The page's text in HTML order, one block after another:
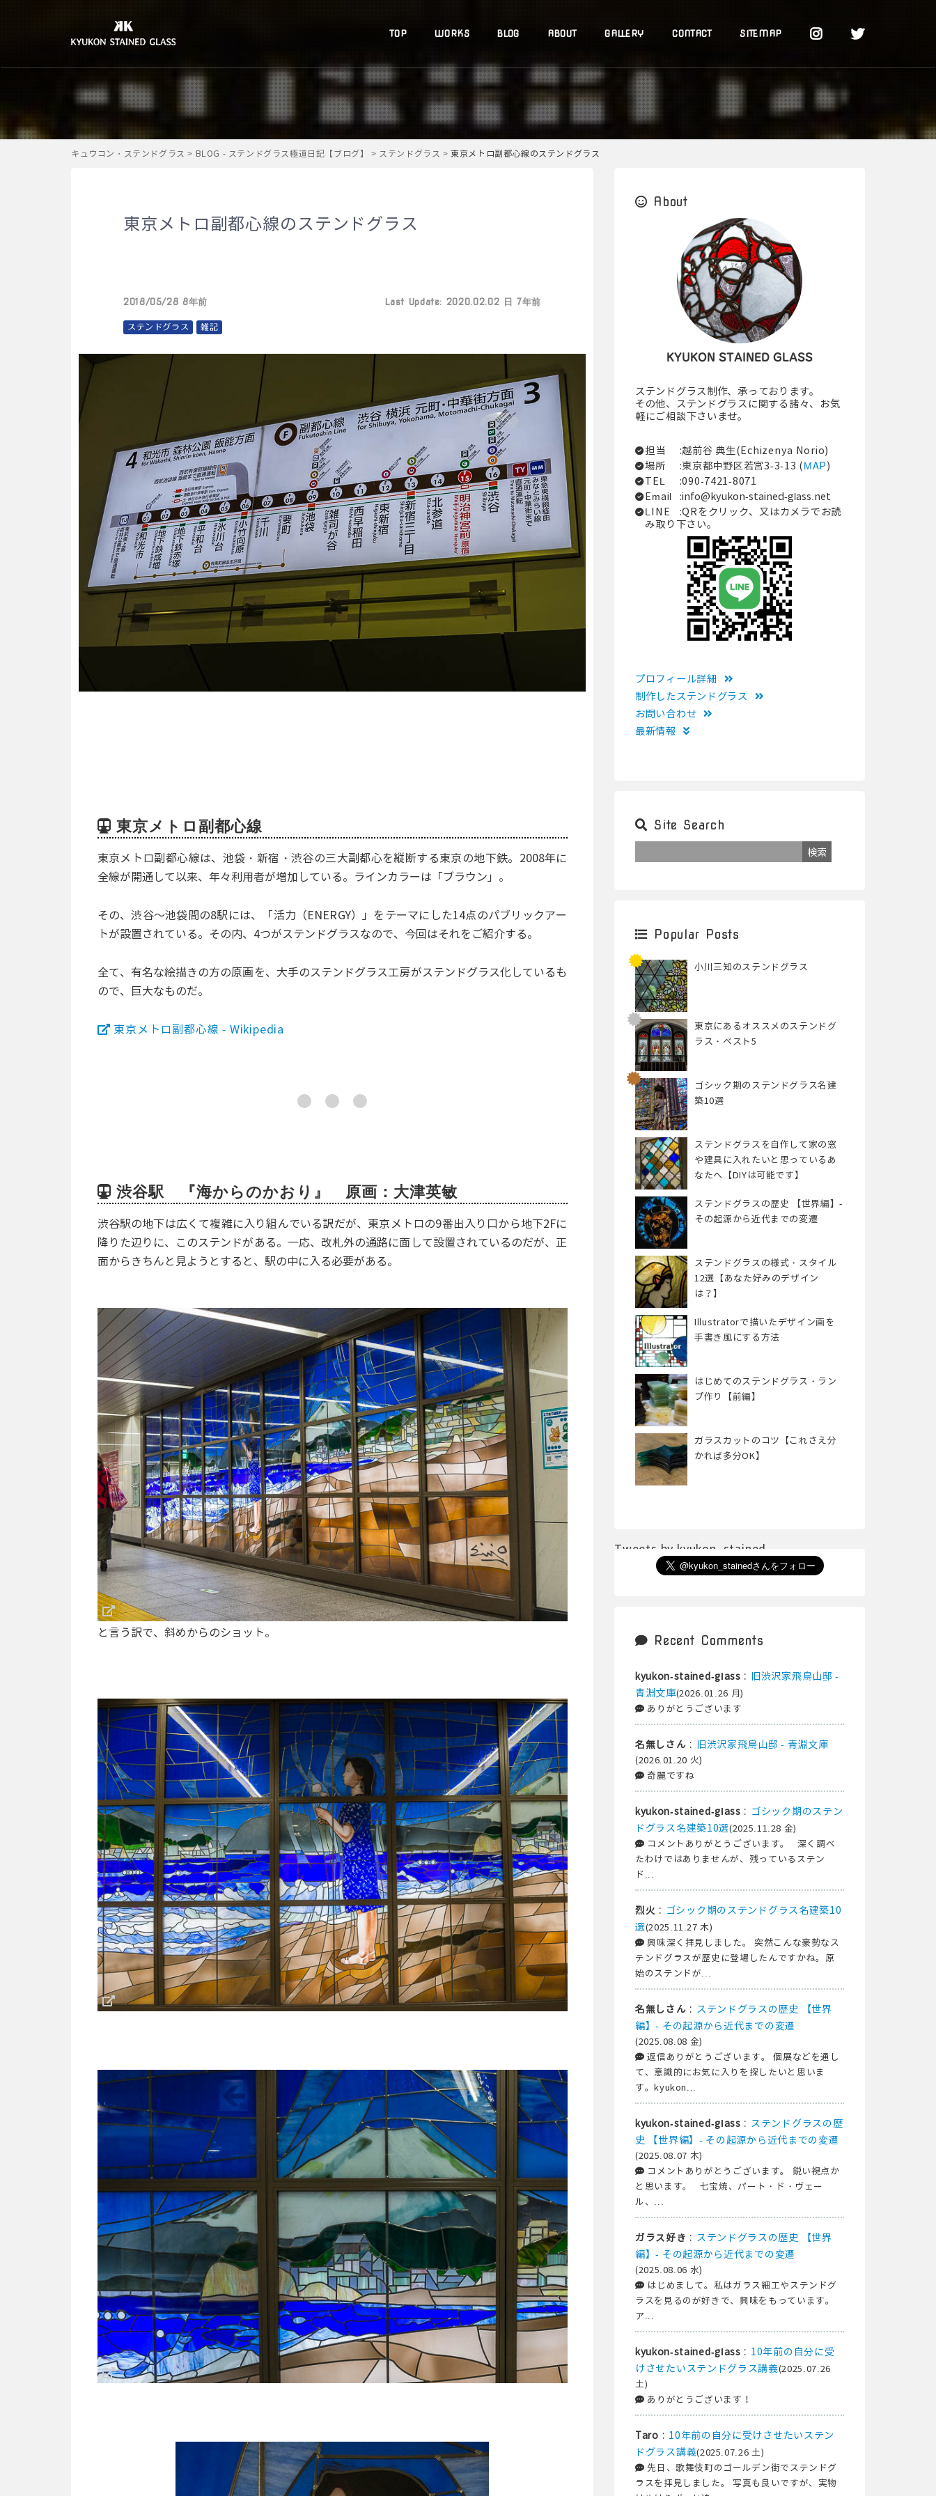
TOP WORKS BLOG ABOUT GALLERY CONTACT SITEMAP
キュウコン・ステンドグラス > BLOG - ステンドグラス極道日記【ブログ】 > ステンドグラス >東京メトロ副都心線のステンドグラス
東京メトロ副都心線のステンドグラス
2018/05/28 8年前 Last Update: 2020.02.02 日 7年前
ステンドグラス 雑記
東京メトロ副都心線
東京メトロ副都心線は、池袋・新宿・渋谷の三大副都心を縦断する東京の地下鉄。2008年に
全線が開通して以来、年々利用者が増加している。ラインカラーは「ブラウン」。
その、渋谷～池袋間の8駅には、「活力（ENERGY）」をテーマにした14点のパブリックアー
トが設置されている。その内、4つがステンドグラスなので、今回はそれをご紹介する。
全て、有名な絵描きの方の原画を、大手のステンドグラス工房がステンドグラス化しているも
ので、巨大なものだ。
東京メトロ副都心線 - Wikipedia
渋谷駅 『海からのかおり』 原画：大津英敏
渋谷駅の地下は広くて複雑に入り組んでいる訳だが、東京メトロの9番出入り口から地下2Fに
降りた辺りに、このステンドがある。一応、改札外の通路に面して設置されているのだが、正
面からきちんと見ようとすると、駅の中に入る必要がある。
と言う訳で、斜めからのショット。
About
KYUKON STAINED GLASS
ステンドグラス制作、承っております。
その他、ステンドグラスに関する諸々、お気
軽にご相談下さいませ。
担当
:越前谷 典生(Echizenya Norio)
場所
:東京都中野区若宮3-3-13 (MAP)
TEL
:090-7421-8071
Email
:info@kyukon-stained-glass.net
LINE
:QRをクリック、又はカメラでお読
み取り下さい。
プロフィール詳細
制作したステンドグラス
お問い合わせ
最新情報
Site Search
Popular Posts
小川三知のステンドグラス
東京にあるオススメのステンドグ
ラス・ベスト5
ゴシック期のステンドグラス名建
築10選
ステンドグラスを自作して家の窓
や建具に入れたいと思っているあ
なたへ【DIYは可能です】
ステンドグラスの歴史 【世界編】-
その起源から近代までの変遷
ステンドグラスの様式・スタイル
12選【あなた好みのデザイン
は？】
Illustratorで描いたデザイン画を
手書き風にする方法
はじめてのステンドグラス・ラン
プ作り【前編】
ガラスカットのコツ【これさえ分
かれば多分OK】
Tweets by kyukon_stained
Recent Comments
kyukon-stained-glass : 旧渋沢家飛鳥山邸 -
青淵文庫(2026.01.26 月)
ありがとうございます
名無しさん : 旧渋沢家飛鳥山邸 - 青淵文庫
(2026.01.20 火)
奇麗ですね
kyukon-stained-glass : ゴシック期のステン
ドグラス名建築10選(2025.11.28 金)
コメントありがとうございます。 深く調べ
たわけではありませんが、残っているステン
ド...
烈火 : ゴシック期のステンドグラス名建築10
選(2025.11.27 木)
興味深く拝見しました。 突然こんな豪勢なス
テンドグラスが歴史に登場したんですかね。原
始のステンドが...
名無しさん : ステンドグラスの歴史 【世界
編】- その起源から近代までの変遷
(2025.08.08 金)
返信ありがとうございます。 個展などを通し
て、意識的にお気に入りを探したいと思いま
す。kyukon...
kyukon-stained-glass : ステンドグラスの歴
史 【世界編】- その起源から近代までの変遷
(2025.08.07 木)
コメントありがとうございます。 鋭い視点か
と思います。 七宝焼、パート・ド・ヴェー
ル、...
ガラス好き : ステンドグラスの歴史 【世界
編】- その起源から近代までの変遷
(2025.08.06 水)
はじめまして。私はガラス細工やステンドグ
ラスを見るのが好きで、興味をもっています。
ア...
kyukon-stained-glass : 10年前の自分に受
けさせたいステンドグラス講義(2025.07.26
土)
ありがとうございます！
Taro : 10年前の自分に受けさせたいステン
ドグラス講義(2025.07.26 土)
先日、歌舞伎町のゴールデン街でステンドグ
ラスを拝見しました。 写真も良いですが、実物